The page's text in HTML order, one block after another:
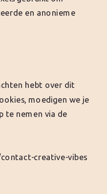
en anonieme
hebt over dit
moedigen we je
te nemen via de
creative-vibes